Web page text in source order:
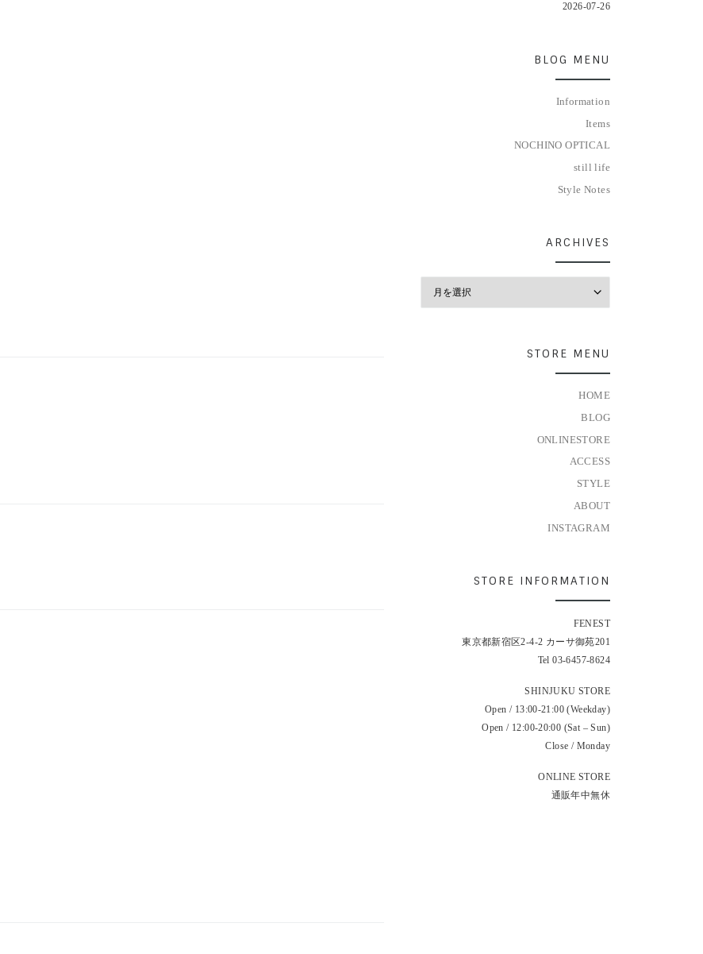
2026-07-26
BLOG MENU
Information
Items
NOCHINO OPTICAL
still life
Style Notes
ARCHIVES
STORE MENU
HOME
BLOG
ONLINESTORE
ACCESS
STYLE
ABOUT
INSTAGRAM
STORE INFORMATION
FENEST
東京都新宿区2-4-2 カーサ御苑201
Tel 03-6457-8624
SHINJUKU STORE
Open / 13:00-21:00 (Weekday)
Open / 12:00-20:00 (Sat – Sun)
Close / Monday
ONLINE STORE
通販年中無休